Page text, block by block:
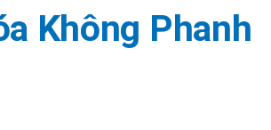
Không Phanh